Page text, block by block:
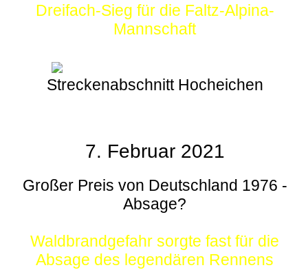
Dreifach-Sieg für die Faltz-Alpina-
Mannschaft
Streckenabschnitt Hocheichen
7. Februar 2021
Großer Preis von Deutschland 1976 -
Absage?
Waldbrandgefahr sorgte fast für die
Absage des legendären Rennens